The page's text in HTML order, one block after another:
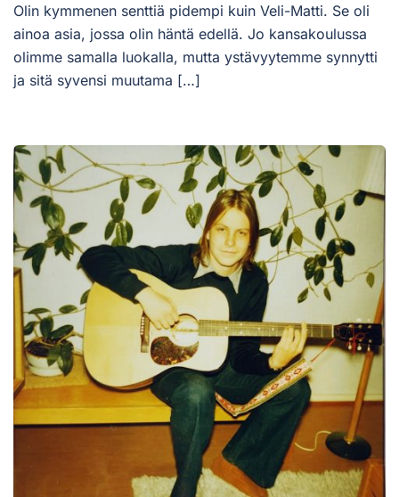
Olin kymmenen senttiä pidempi kuin Veli-Matti. Se oli
ainoa asia, jossa olin häntä edellä. Jo kansakoulussa
olimme samalla luokalla, mutta ystävyytemme synnytti
ja sitä syvensi muutama […]